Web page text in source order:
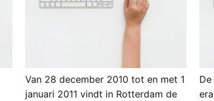
Van 28 december 2010 tot en met 1
januari 2011 vindt in Rotterdam de